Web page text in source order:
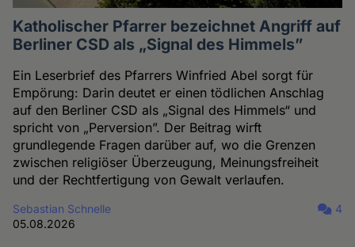
Katholischer Pfarrer bezeichnet Angriff auf
Berliner CSD als „Signal des Himmels”
Ein Leserbrief des Pfarrers Winfried Abel sorgt für
Empörung: Darin deutet er einen tödlichen Anschlag
auf den Berliner CSD als „Signal des Himmels“ und
spricht von „Perversion”. Der Beitrag wirft
grundlegende Fragen darüber auf, wo die Grenzen
zwischen religiöser Überzeugung, Meinungsfreiheit
und der Rechtfertigung von Gewalt verlaufen.
Sebastian Schnelle
05.08.2026
4